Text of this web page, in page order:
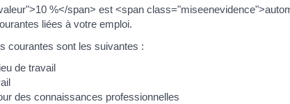
%</span> est <span
liées à votre emploi.
courantes sont les suivantes :
de travail
des connaissances professionnelles